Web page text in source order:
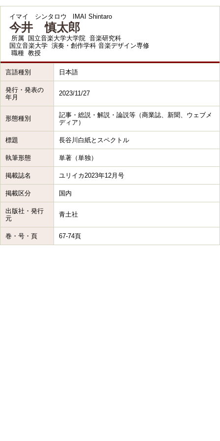
イマイ シンタロウ IMAI Shintaro
今井 慎太郎
所属
国立音楽大学大学院 音楽研究科
国立音楽大学 演奏・創作学科 音楽デザイン専修
職種 教授
言語種別 日本語
発行・発表の
年月
2023/11/27
形態種別
記事・総説・解説・論説等（商業誌、新聞、ウェブメ
ディア）
標題 長谷川白紙とスペクトル
執筆形態 単著（単独）
掲載誌名 ユリイカ2023年12月号
掲載区分 国内
出版社・発行
元
青土社
巻・号・頁 67-74頁